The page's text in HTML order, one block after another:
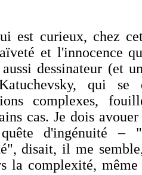
curieux, chez
et l'innocence
dessinateur (et
qui
complexes,
cas. Je dois
d'ingénuité –
disait, il me
la complexité,